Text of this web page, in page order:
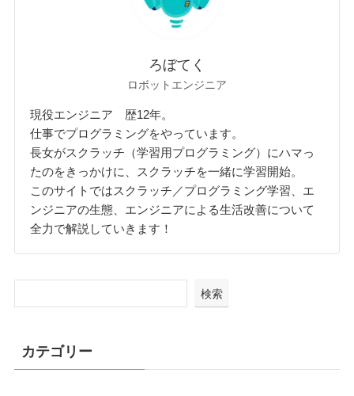
ろぼてく
ロボットエンジニア
現役エンジニア 歴12年。
仕事でプログラミングをやっています。
長女がスクラッチ（学習用プログラミング）にハマっ
たのをきっかけに、スクラッチを一緒に学習開始。
このサイトではスクラッチ／プログラミング学習、エ
ンジニアの生態、エンジニアによる生活改善について
全力で解説していきます！
検索
カテゴリー